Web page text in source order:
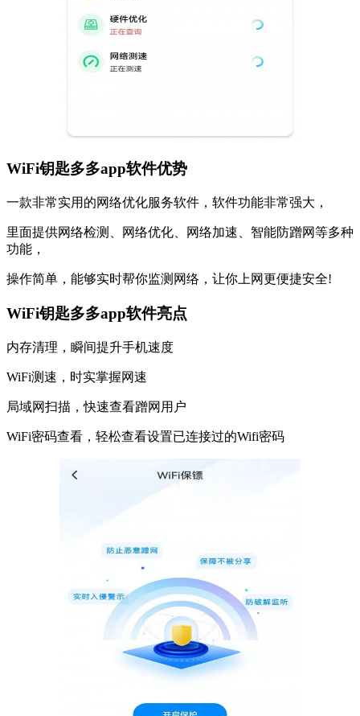
WiFi钥匙多多app软件优势
一款非常实用的网络优化服务软件，软件功能非常强大，
里面提供网络检测、网络优化、网络加速、智能防蹭网等多种
功能，
操作简单，能够实时帮你监测网络，让你上网更便捷安全!
WiFi钥匙多多app软件亮点
内存清理，瞬间提升手机速度
WiFi测速，时实掌握网速
局域网扫描，快速查看蹭网用户
WiFi密码查看，轻松查看设置已连接过的Wifi密码